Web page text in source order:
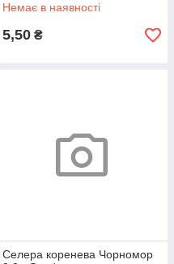
Немає в наявності
5,50 ₴
Селера коренева Чорномор